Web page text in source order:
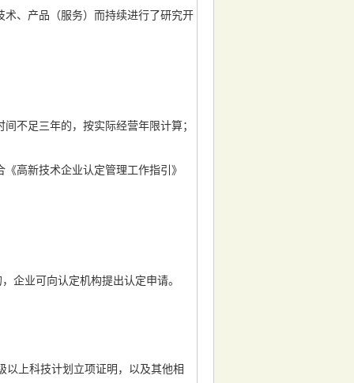
、产品（服务）而持续进行了研究开
不足三年的，按实际经营年限计算；
高新技术企业认定管理工作指引》
企业可向认定机构提出认定申请。
上科技计划立项证明，以及其他相